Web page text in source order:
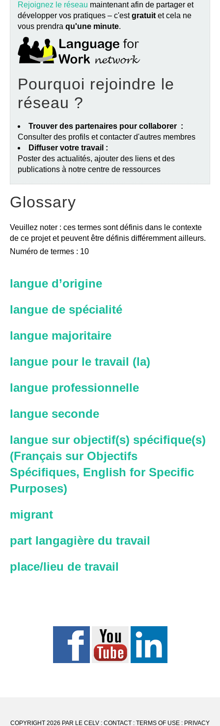
Rejoignez le réseau maintenant afin de partager et
développer vos pratiques – c'estgratuit et cela ne
vous prendra qu'une minute.
Pourquoi rejoindre le
réseau ?
Trouver des partenaires pour collaborer :
Consulter des profils et contacter d'autres membres
Diffuser votre travail :
Poster des actualités, ajouter des liens et des
publications à notre centre de ressources
Glossary
Veuillez noter : ces termes sont définis dans le contexte
de ce projet et peuvent être définis différemment ailleurs.
Numéro de termes : 10
langue d’origine
langue de spécialité
langue majoritaire
langue pour le travail (la)
langue professionnelle
langue seconde
langue sur objectif(s) spécifique(s)
(Français sur Objectifs
Spécifiques, English for Specific
Purposes)
migrant
part langagière du travail
place/lieu de travail
COPYRIGHT 2026 PAR LE CELV : CONTACT : TERMS OF USE : PRIVACY